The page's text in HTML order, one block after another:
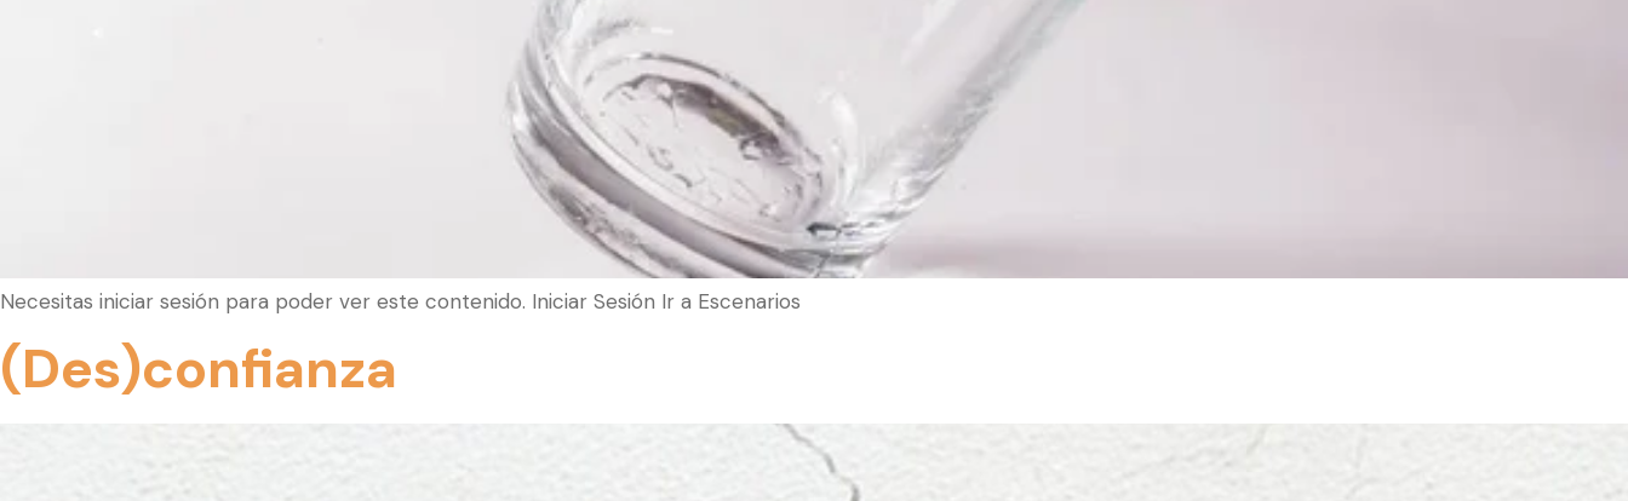
Necesitas iniciar sesión para poder ver este contenido. Iniciar Sesión Ir a Escenarios
(Des)confianza